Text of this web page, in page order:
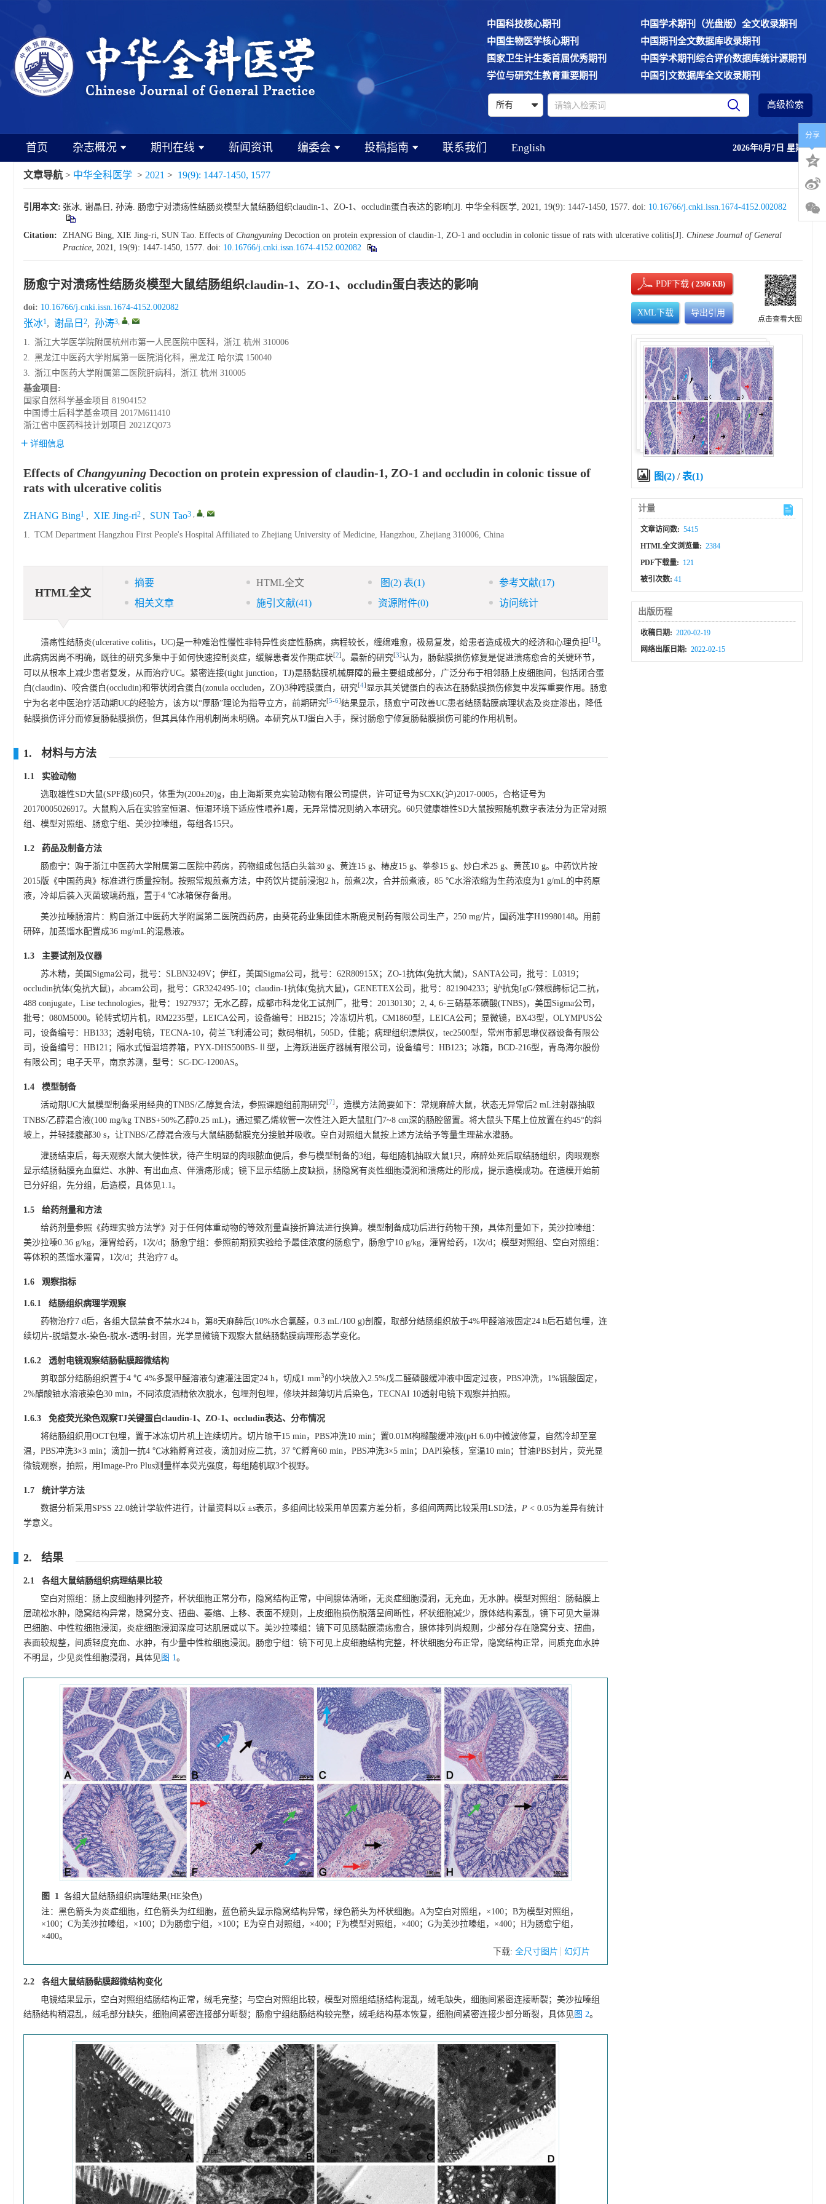
中国科技核心期刊
中国学术期刊（光盘版）全文收录期刊
中国生物医学核心期刊
中国期刊全文数据库收录期刊
国家卫生计生委首届优秀期刊
中国学术期刊综合评价数据库统计源期刊
学位与研究生教育重要期刊
中国引文数据库全文收录期刊
高级检索
首页 杂志概况 期刊在线 新闻资讯 编委会 投稿指南 联系我们 English 2026年8月7日 星期五
文章导航 > 中华全科医学 > 2021 > 19(9): 1447-1450, 1577
引用本文: 张冰, 谢晶日, 孙涛. 肠愈宁对溃疡性结肠炎模型大鼠结肠组织claudin-1、ZO-1、occludin蛋白表达的影响[J]. 中华全科医学, 2021, 19(9): 1447-1450, 1577. doi: 10.16766/j.cnki.issn.1674-4152.002082
Citation: ZHANG Bing, XIE Jing-ri, SUN Tao. Effects of Changyuning Decoction on protein expression of claudin-1, ZO-1 and occludin in colonic tissue of rats with ulcerative colitis[J]. Chinese Journal of General
Practice, 2021, 19(9): 1447-1450, 1577. doi: 10.16766/j.cnki.issn.1674-4152.002082
肠愈宁对溃疡性结肠炎模型大鼠结肠组织claudin-1、ZO-1、occludin蛋白表达的影响
doi: 10.16766/j.cnki.issn.1674-4152.002082
张冰1, 谢晶日 2, 孙涛3, ,
1. 浙江大学医学院附属杭州市第一人民医院中医科，浙江 杭州 310006
2. 黑龙江中医药大学附属第一医院消化科，黑龙江 哈尔滨 150040
3. 浙江中医药大学附属第二医院肝病科，浙江 杭州 310005
基金项目:
国家自然科学基金项目 81904152
中国博士后科学基金项目 2017M611410
浙江省中医药科技计划项目 2021ZQ073
详细信息
Effects of Changyuning Decoction on protein expression of claudin-1, ZO-1 and occludin in colonic tissue of
rats with ulcerative colitis
ZHANG Bing1 , XIE Jing-ri2 , SUN Tao3 , ,
1. TCM Department Hangzhou First People's Hospital Affiliated to Zhejiang University of Medicine, Hangzhou, Zhejiang 310006, China
HTML全文
摘要 HTML全文 图(2)表(1) 参考文献(17)
相关文章
施引文献(41) 资源附件(0) 访问统计
溃疡性结肠炎(ulcerative colitis，UC)是一种难治性慢性非特异性炎症性肠病，病程较长，缠绵难愈，极易复发，给患者造成极大的经济和心理负担[1 ]。
此病病因尚不明确，既往的研究多集中于如何快速控制炎症，缓解患者发作期症状[2]。最新的研究[3]认为，肠黏膜损伤修复是促进溃疡愈合的关键环节，
可以从根本上减少患者复发，从而治疗UC。紧密连接(tight junction，TJ)是肠黏膜机械屏障的最主要组成部分，广泛分布于相邻肠上皮细胞间，包括闭合蛋
白(claudin)、咬合蛋白(occludin)和带状闭合蛋白(zonula occluden，ZO)3种跨膜蛋白，研究[4] 显示其关键蛋白的表达在肠黏膜损伤修复中发挥重要作用。肠愈
宁为名老中医治疗活动期UC的经验方，该方以“厚肠”理论为指导立方，前期研究[5-6]结果显示，肠愈宁可改善UC患者结肠黏膜病理状态及炎症渗出，降低
黏膜损伤评分而修复肠黏膜损伤，但其具体作用机制尚未明确。本研究从TJ蛋白入手，探讨肠愈宁修复肠黏膜损伤可能的作用机制。
1. 材料与方法
1.1 实验动物
选取雄性SD大鼠(SPF级)60只，体重为(200±20)g，由上海斯莱克实验动物有限公司提供，许可证号为SCXK(沪)2017-0005，合格证号为
20170005026917。大鼠购入后在实验室恒温、恒湿环境下适应性喂养1周，无异常情况则纳入本研究。60只健康雄性SD大鼠按照随机数字表法分为正常对照
组、模型对照组、肠愈宁组、美沙拉嗪组，每组各15只。
1.2 药品及制备方法
肠愈宁：购于浙江中医药大学附属第二医院中药房，药物组成包括白头翁30 g、黄连15 g、椿皮15 g、拳参15 g、炒白术25 g、黄芪10 g。中药饮片按
2015版《中国药典》标准进行质量控制。按照常规煎煮方法，中药饮片提前浸泡2 h，煎煮2次，合并煎煮液，85 ℃水浴浓缩为生药浓度为1 g/mL的中药原
液，冷却后装入灭菌玻璃药瓶，置于4 ℃冰箱保存备用。
美沙拉嗪肠溶片：购自浙江中医药大学附属第二医院西药房，由葵花药业集团佳木斯鹿灵制药有限公司生产，250 mg/片，国药准字H19980148。用前
研碎，加蒸馏水配置成36 mg/mL的混悬液。
1.3 主要试剂及仪器
苏木精，美国Sigma公司，批号：SLBN3249V；伊红，美国Sigma公司，批号：62R80915X；ZO-1抗体(兔抗大鼠)，SANTA公司，批号：L0319；
occludin抗体(兔抗大鼠)，abcam公司，批号：GR3242495-10；claudin-1抗体(兔抗大鼠)，GENETEX公司，批号：821904233；驴抗兔IgG/辣根酶标记二抗，
488 conjugate，Lise technologies，批号：1927937；无水乙醇，成都市科龙化工试剂厂，批号：20130130；2, 4, 6-三硝基苯磺酸(TNBS)，美国Sigma公司，
批号：080M5000。轮转式切片机，RM2235型，LEICA公司，设备编号：HB215；冷冻切片机，CM1860型，LEICA公司；显微镜，BX43型，OLYMPUS公
司，设备编号：HB133；透射电镜，TECNA-10，荷兰飞利浦公司；数码相机，505D，佳能；病理组织漂烘仪，tec2500型，常州市郝思琳仪器设备有限公
司，设备编号：HB121；隔水式恒温培养箱，PYX-DHS500BS-Ⅱ型，上海跃进医疗器械有限公司，设备编号：HB123；冰箱，BCD-216型，青岛海尔股份
有限公司；电子天平，南京苏测，型号：SC-DC-1200AS。
1.4 模型制备
活动期UC大鼠模型制备采用经典的TNBS/乙醇复合法，参照课题组前期研究[7] ，造模方法简要如下：常规麻醉大鼠，状态无异常后2 mL注射器抽取
TNBS/乙醇混合液(100 mg/kg TNBS+50%乙醇0.25 mL)，通过聚乙烯软管一次性注入距大鼠肛门7~8 cm深的肠腔留置。将大鼠头下尾上位放置在约45°的斜
坡上，并轻揉腹部30 s，让TNBS/乙醇混合液与大鼠结肠黏膜充分接触并吸收。空白对照组大鼠按上述方法给予等量生理盐水灌肠。
灌肠结束后，每天观察大鼠大便性状，待产生明显的肉眼脓血便后，参与模型制备的3组，每组随机抽取大鼠1只，麻醉处死后取结肠组织，肉眼观察
显示结肠黏膜充血糜烂、水肿、有出血点、伴溃疡形成；镜下显示结肠上皮缺损，肠隐窝有炎性细胞浸润和溃疡灶的形成，提示造模成功。在造模开始前
已分好组，先分组，后造模，具体见1.1。
1.5 给药剂量和方法
给药剂量参照《药理实验方法学》对于任何体重动物的等效剂量直接折算法进行换算。模型制备成功后进行药物干预，具体剂量如下，美沙拉嗪组：
美沙拉嗪0.36 g/kg，灌胃给药，1次/d；肠愈宁组：参照前期预实验给予最佳浓度的肠愈宁，肠愈宁10 g/kg，灌胃给药，1次/d；模型对照组、空白对照组：
等体积的蒸馏水灌胃，1次/d；共治疗7 d。
1.6 观察指标
1.6.1 结肠组织病理学观察
药物治疗7 d后，各组大鼠禁食不禁水24 h，第8天麻醉后(10%水合氯醛，0.3 mL/100 g)剖腹，取部分结肠组织放于4%甲醛溶液固定24 h后石蜡包埋，连
续切片-脱蜡复水-染色-脱水-透明-封固，光学显微镜下观察大鼠结肠黏膜病理形态学变化。
1.6.2 透射电镜观察结肠黏膜超微结构
剪取部分结肠组织置于4 ℃ 4%多聚甲醛溶液匀速灌注固定24 h，切成1 mm3的小块放入2.5%戊二醛磷酸缓冲液中固定过夜，PBS冲洗，1%锇酸固定，
2%醋酸铀水溶液染色30 min，不同浓度酒精依次脱水，包埋剂包埋，修块并超薄切片后染色，TECNAI 10透射电镜下观察并拍照。
1.6.3 免疫荧光染色观察TJ关键蛋白claudin-1、ZO-1、occludin表达、分布情况
将结肠组织用OCT包埋，置于冰冻切片机上连续切片。切片晾干15 min，PBS冲洗10 min；置0.01M枸橼酸缓冲液(pH 6.0)中微波修复，自然冷却至室
温，PBS冲洗3×3 min；滴加一抗4 ℃冰箱孵育过夜，滴加对应二抗，37 ℃孵育60 min，PBS冲洗3×5 min；DAPI染核，室温10 min；甘油PBS封片，荧光显
微镜观察，拍照，用Image-Pro Plus测量样本荧光强度，每组随机取3个视野。
1.7 统计学方法
数据分析采用SPSS 22.0统计学软件进行，计量资料以x ±s表示，多组间比较采用单因素方差分析，多组间两两比较采用LSD法， P < 0.05为差异有统计
学意义。
2. 结果
2.1 各组大鼠结肠组织病理结果比较
空白对照组：肠上皮细胞排列整齐，杯状细胞正常分布，隐窝结构正常，中间腺体清晰，无炎症细胞浸润，无充血，无水肿。模型对照组：肠黏膜上
层疏松水肿，隐窝结构异常，隐窝分支、扭曲、萎缩、上移、表面不规则，上皮细胞损伤脱落呈间断性，杯状细胞减少，腺体结构紊乱，镜下可见大量淋
巴细胞、中性粒细胞浸润，炎症细胞浸润深度可达肌层或以下。美沙拉嗪组：镜下可见肠黏膜溃疡愈合，腺体排列尚规则，少部分存在隐窝分支、扭曲，
表面较规整，间质轻度充血、水肿，有少量中性粒细胞浸润。肠愈宁组：镜下可见上皮细胞结构完整，杯状细胞分布正常，隐窝结构正常，间质充血水肿
不明显，少见炎性细胞浸润，具体见图 1。
图 1 各组大鼠结肠组织病理结果(HE染色)
注：黑色箭头为炎症细胞，红色箭头为红细胞，蓝色箭头显示隐窝结构异常，绿色箭头为杯状细胞。A为空白对照组，×100；B为模型对照组，
×100；C为美沙拉嗪组，×100；D为肠愈宁组，×100；E为空白对照组，×400；F为模型对照组，×400；G为美沙拉嗪组，×400；H为肠愈宁组，
×400。
下载: 全尺寸图片 幻灯片
2.2 各组大鼠结肠黏膜超微结构变化
电镜结果显示，空白对照组结肠结构正常，绒毛完整；与空白对照组比较，模型对照组结肠结构混乱，绒毛缺失，细胞间紧密连接断裂；美沙拉嗪组
结肠结构稍混乱，绒毛部分缺失，细胞间紧密连接部分断裂；肠愈宁组结肠结构较完整，绒毛结构基本恢复，细胞间紧密连接少部分断裂，具体见图 2。
PDF下载( 2306 KB)
XML下载 导出引用
点击查看大图
图(2) /表(1)
计量
文章访问数: 5415
HTML全文浏览量: 2384
PDF下载量: 121
被引次数:41
出版历程
收稿日期: 2020-02-19
网络出版日期: 2022-02-15
分享